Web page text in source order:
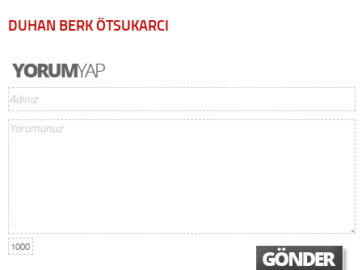
DUHAN BERK ÖTSUKARCI
1000